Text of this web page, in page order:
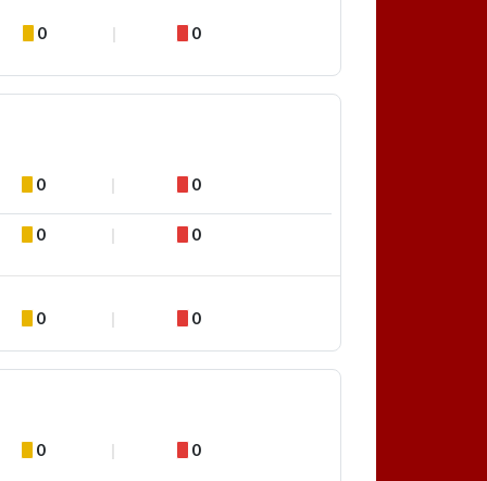
0 0
0 0
0 0
0 0
0 0